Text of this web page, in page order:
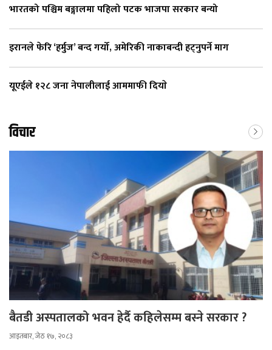
भारतको पश्चिम बङ्गालमा पहिलो पटक भाजपा सरकार बन्यो
इरानले फेरि ‘हर्मुज’ बन्द गर्यो, अमेरिकी नाकाबन्दी हट्नुपर्ने माग
यूएईले १२८ जना नेपालीलाई आममाफी दियाे
विचार
बैतडी अस्पतालको भवन हेर्दै कहिलेसम्म बस्ने सरकार ?
आइतबार, जेठ १७, २०८३